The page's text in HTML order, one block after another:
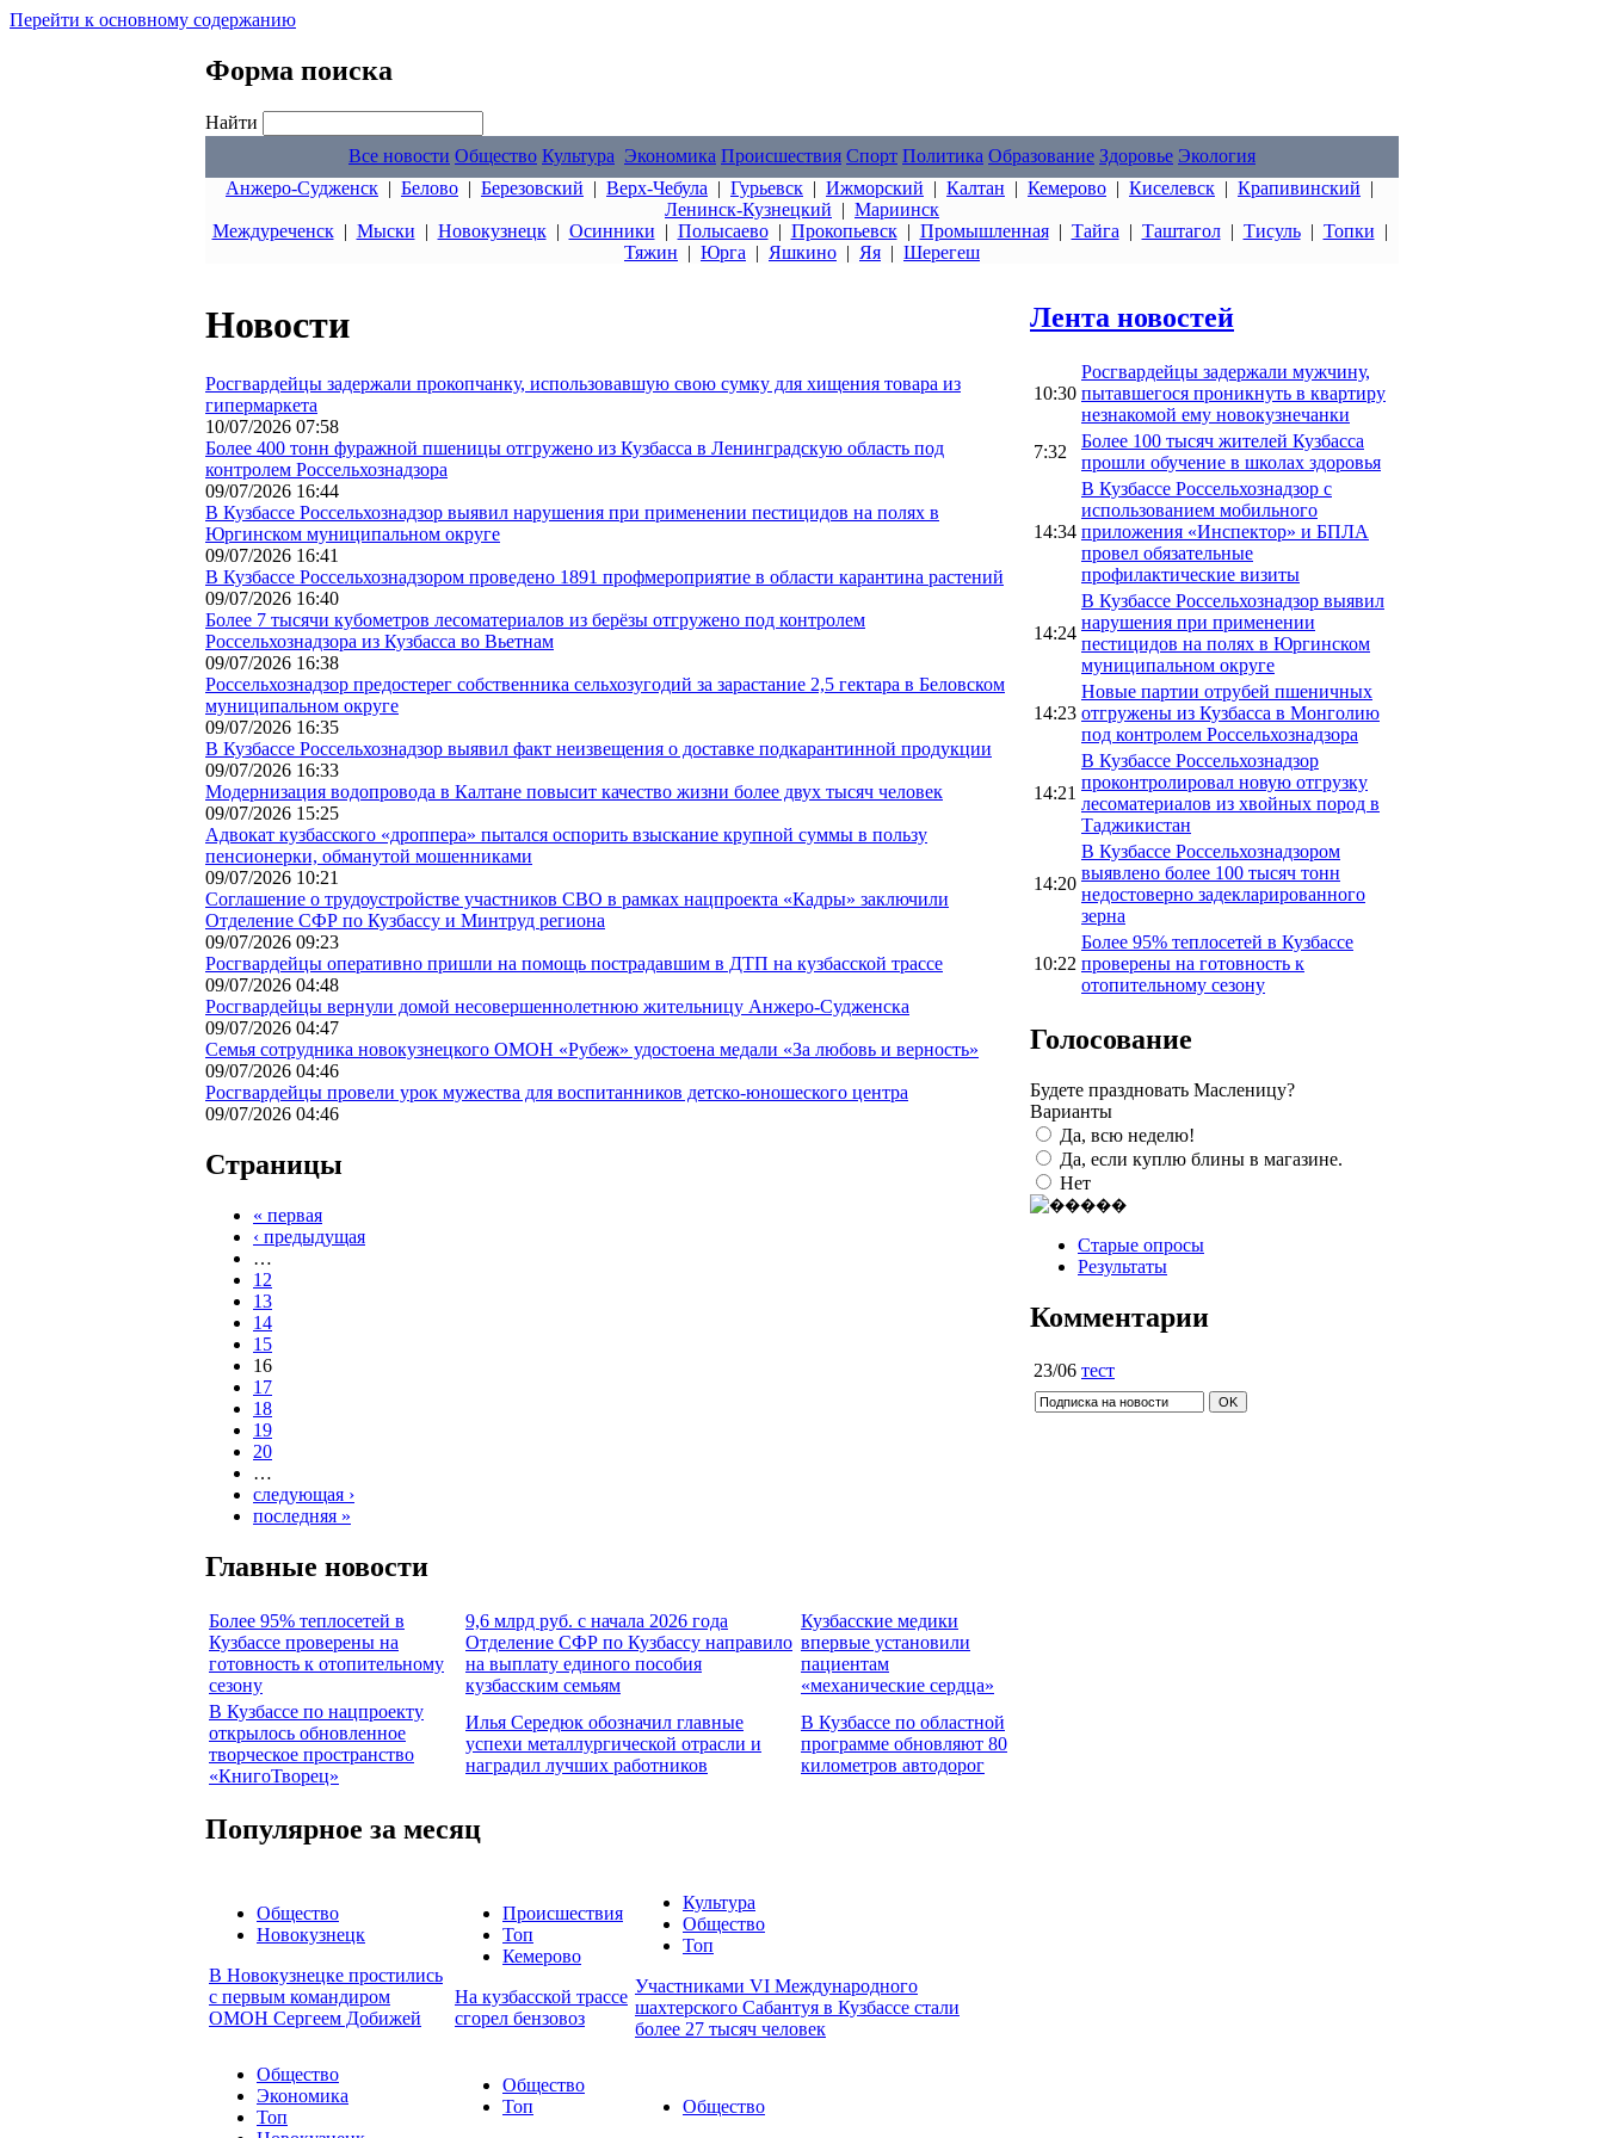
Перейти к основному содержанию
Форма поиска
Найти
Все новости Общество Культура Экономика Происшествия Спорт Политика Образование Здоровье Экология
Анжеро-Судженск | Белово | Березовский | Верх-Чебула | Гурьевск | Ижморский | Калтан | Кемерово | Киселевск | Крапивинский |
Ленинск-Кузнецкий | Мариинск
Междуреченск| Мыски | Новокузнецк| Осинники | Полысаево| Прокопьевск| Промышленная| Тайга | Таштагол| Тисуль| Топки |
Тяжин | Юрга | Яшкино | Яя | Шерегеш
Новости
Росгвардейцы задержали прокопчанку, использовавшую свою сумку для хищения товара из
гипермаркета
10/07/2026 07:58
Более 400 тонн фуражной пшеницы отгружено из Кузбасса в Ленинградскую область под
контролем Россельхознадзора
09/07/2026 16:44
В Кузбассе Россельхознадзор выявил нарушения при применении пестицидов на полях в
Юргинском муниципальном округе
09/07/2026 16:41
В Кузбассе Россельхознадзором проведено 1891 профмероприятие в области карантина растений
09/07/2026 16:40
Более 7 тысячи кубометров лесоматериалов из берёзы отгружено под контролем
Россельхознадзора из Кузбасса во Вьетнам
09/07/2026 16:38
Россельхознадзор предостерег собственника сельхозугодий за зарастание 2,5 гектара в Беловском
муниципальном округе
09/07/2026 16:35
В Кузбассе Россельхознадзор выявил факт неизвещения о доставке подкарантинной продукции
09/07/2026 16:33
Модернизация водопровода в Калтане повысит качество жизни более двух тысяч человек
09/07/2026 15:25
Адвокат кузбасского «дроппера» пытался оспорить взыскание крупной суммы в пользу
пенсионерки, обманутой мошенниками
09/07/2026 10:21
Соглашение о трудоустройстве участников СВО в рамках нацпроекта «Кадры» заключили
Отделение СФР по Кузбассу и Минтруд региона
09/07/2026 09:23
Росгвардейцы оперативно пришли на помощь пострадавшим в ДТП на кузбасской трассе
09/07/2026 04:48
Росгвардейцы вернули домой несовершеннолетнюю жительницу Анжеро-Судженска
09/07/2026 04:47
Семья сотрудника новокузнецкого ОМОН «Рубеж» удостоена медали «За любовь и верность»
09/07/2026 04:46
Росгвардейцы провели урок мужества для воспитанников детско-юношеского центра
09/07/2026 04:46
Страницы
« первая
‹ предыдущая
…
12
13
14
15
16
17
18
19
20
…
следующая ›
последняя »
Главные новости
Более 95% теплосетей в
Кузбассе проверены на
готовность к отопительному
сезону
9,6 млрд руб. с начала 2026 года
Отделение СФР по Кузбассу направило
на выплату единого пособия
кузбасским семьям
Кузбасские медики
впервые установили
пациентам
«механические сердца»
В Кузбассе по нацпроекту
открылось обновленное
творческое пространство
«КнигоТворец»
Илья Середюк обозначил главные
успехи металлургической отрасли и
наградил лучших работников
В Кузбассе по областной
программе обновляют 80
километров автодорог
Популярное за месяц
Общество
Новокузнецк
В Новокузнецке простились
с первым командиром
ОМОН Сергеем Добижей
Происшествия
Топ
Кемерово
На кузбасской трассе
сгорел бензовоз
Культура
Общество
Топ
Участниками VI Международного
шахтерского Сабантуя в Кузбассе стали
более 27 тысяч человек
Общество
Экономика
Топ
Общество
Топ
Общество
Лента новостей
10:30
Росгвардейцы задержали мужчину,
пытавшегося проникнуть в квартиру
незнакомой ему новокузнечанки
7:32
Более 100 тысяч жителей Кузбасса
прошли обучение в школах здоровья
14:34
В Кузбассе Россельхознадзор с
использованием мобильного
приложения «Инспектор» и БПЛА
провел обязательные
профилактические визиты
14:24
В Кузбассе Россельхознадзор выявил
нарушения при применении
пестицидов на полях в Юргинском
муниципальном округе
14:23
Новые партии отрубей пшеничных
отгружены из Кузбасса в Монголию
под контролем Россельхознадзора
14:21
В Кузбассе Россельхознадзор
проконтролировал новую отгрузку
лесоматериалов из хвойных пород в
Таджикистан
14:20
В Кузбассе Россельхознадзором
выявлено более 100 тысяч тонн
недостоверно задекларированного
зерна
10:22
Более 95% теплосетей в Кузбассе
проверены на готовность к
отопительному сезону
Голосование
Будете праздновать Масленицу?
Варианты
Да, всю неделю!
Да, если куплю блины в магазине.
Нет
Старые опросы
Результаты
Комментарии
23/06 тест